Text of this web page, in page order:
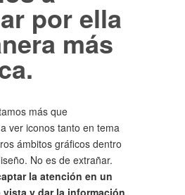
por ella
más
más que
ver iconos tanto en tema
ámbitos gráficos dentro
No es de extrañar.
la atención en un